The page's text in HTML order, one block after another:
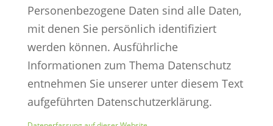
Personenbezogene Daten sind alle Daten,
mit denen Sie persönlich identifiziert
werden können. Ausführliche
Informationen zum Thema Datenschutz
entnehmen Sie unserer unter diesem Text
aufgeführten Datenschutzerklärung.